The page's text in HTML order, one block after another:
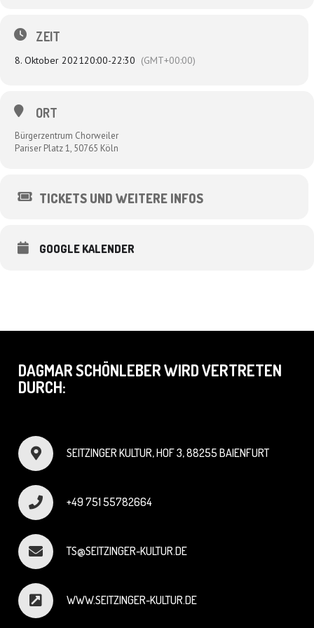
Superheldin oder als Lakritzstange gibt sie dem Publikum Einblicke in
das Leben einer Artistin und die Belastbarkeit des Körpers.
ZEIT
8. Oktober 202120:00-22:30 (GMT+00:00)
ORT
Bürgerzentrum Chorweiler
Pariser Platz 1, 50765 Köln
TICKETS UND WEITERE INFOS
GOOGLE KALENDER
DAGMAR SCHÖNLEBER WIRD VERTRETEN
DURCH:
SEITZINGER KULTUR, HOF 3, 88255 BAIENFURT
+49 751 55782664
TS@SEITZINGER-KULTUR.DE
WWW.SEITZINGER-KULTUR.DE